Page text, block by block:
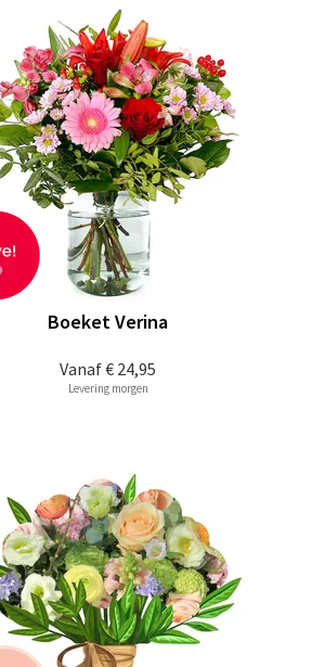
Vanaf€ 24,95
Boeket Verina
Levering morgen